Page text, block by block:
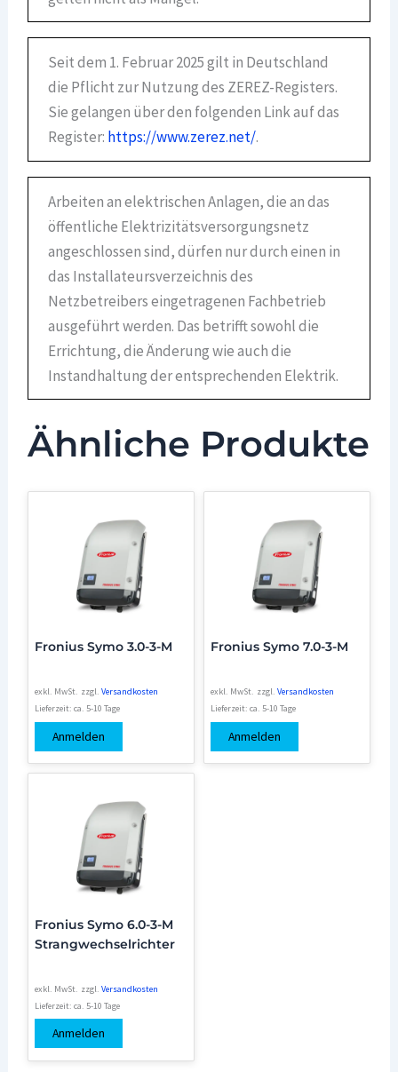
Seit dem 1. Februar 2025 gilt in Deutschland
die Pflicht zur Nutzung des ZEREZ-Registers.
Sie gelangen über den folgenden Link auf das
Register: https://www.zerez.net/.
Arbeiten an elektrischen Anlagen, die an das
öffentliche Elektrizitätsversorgungsnetz
angeschlossen sind, dürfen nur durch einen in
das Installateursverzeichnis des
Netzbetreibers eingetragenen Fachbetrieb
ausgeführt werden. Das betrifft sowohl die
Errichtung, die Änderung wie auch die
Instandhaltung der entsprechenden Elektrik.
Ähnliche Produkte
Fronius Symo 3.0-3-M
exkl. MwSt. zzgl.Versandkosten
Lieferzeit:ca. 5-10 Tage
Anmelden
Fronius Symo 7.0-3-M
exkl. MwSt. zzgl. Versandkosten
Lieferzeit: ca. 5-10 Tage
Anmelden
Fronius Symo 6.0-3-M
Strangwechselrichter
exkl. MwSt. zzgl.Versandkosten
Lieferzeit:ca. 5-10 Tage
Anmelden